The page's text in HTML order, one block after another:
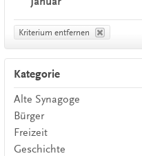
Kriterium entfernen
Kategorie
Alte Synagoge
Bürger
Freizeit
Geschichte